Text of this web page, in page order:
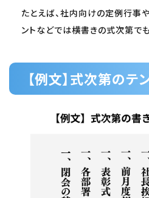
たとえば、社内向けの定例行事
ントなどでは横書きの式次第で
【例文】式次第のテ